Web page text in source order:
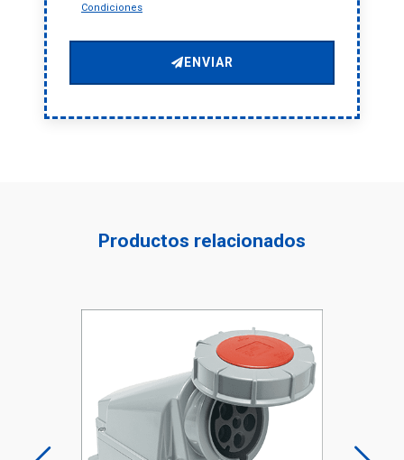
Condiciones
ENVIAR
Productos relacionados